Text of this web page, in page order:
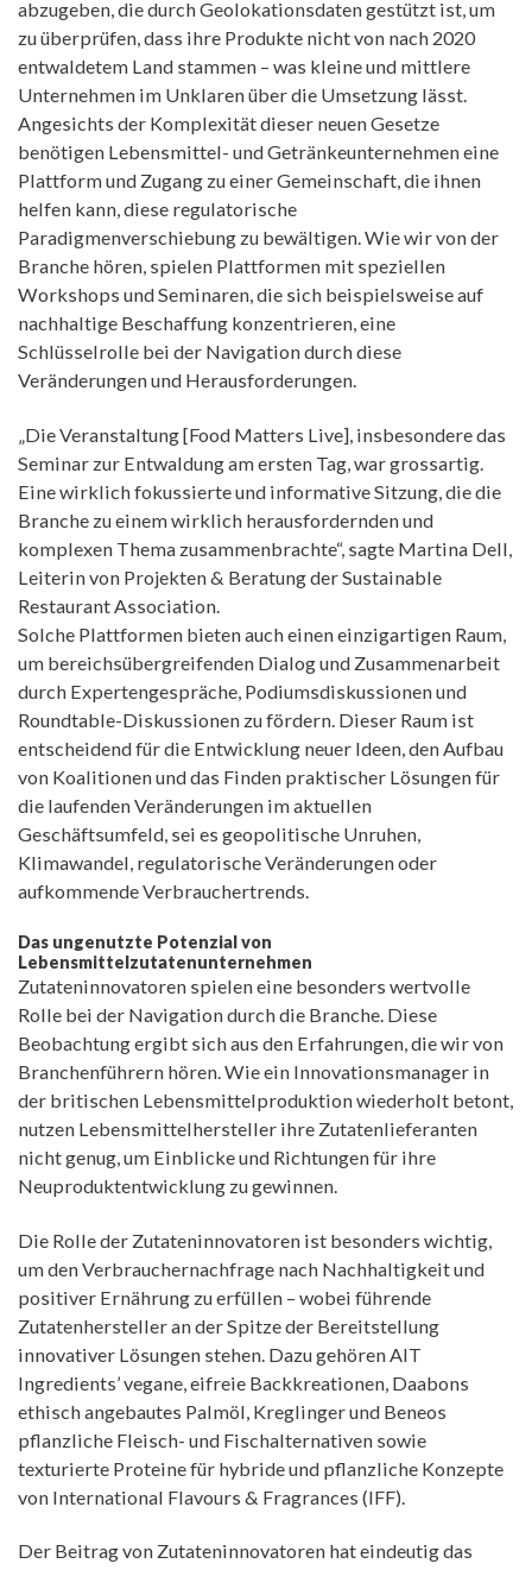
abzugeben, die durch Geolokationsdaten gestützt ist, um
zu überprüfen, dass ihre Produkte nicht von nach 2020
entwaldetem Land stammen – was kleine und mittlere
Unternehmen im Unklaren über die Umsetzung lässt.
Angesichts der Komplexität dieser neuen Gesetze
benötigen Lebensmittel- und Getränkeunternehmen eine
Plattform und Zugang zu einer Gemeinschaft, die ihnen
helfen kann, diese regulatorische
Paradigmenverschiebung zu bewältigen. Wie wir von der
Branche hören, spielen Plattformen mit speziellen
Workshops und Seminaren, die sich beispielsweise auf
nachhaltige Beschaffung konzentrieren, eine
Schlüsselrolle bei der Navigation durch diese
Veränderungen und Herausforderungen.
„Die Veranstaltung [Food Matters Live], insbesondere das
Seminar zur Entwaldung am ersten Tag, war grossartig.
Eine wirklich fokussierte und informative Sitzung, die die
Branche zu einem wirklich herausfordernden und
komplexen Thema zusammenbrachte“, sagte Martina Dell,
Leiterin von Projekten & Beratung der Sustainable
Restaurant Association.
Solche Plattformen bieten auch einen einzigartigen Raum,
um bereichsübergreifenden Dialog und Zusammenarbeit
durch Expertengespräche, Podiumsdiskussionen und
Roundtable-Diskussionen zu fördern. Dieser Raum ist
entscheidend für die Entwicklung neuer Ideen, den Aufbau
von Koalitionen und das Finden praktischer Lösungen für
die laufenden Veränderungen im aktuellen
Geschäftsumfeld, sei es geopolitische Unruhen,
Klimawandel, regulatorische Veränderungen oder
aufkommende Verbrauchertrends.
Das ungenutzte Potenzial von
Lebensmittelzutatenunternehmen
Zutateninnovatoren spielen eine besonders wertvolle
Rolle bei der Navigation durch die Branche. Diese
Beobachtung ergibt sich aus den Erfahrungen, die wir von
Branchenführern hören. Wie ein Innovationsmanager in
der britischen Lebensmittelproduktion wiederholt betont,
nutzen Lebensmittelhersteller ihre Zutatenlieferanten
nicht genug, um Einblicke und Richtungen für ihre
Neuproduktentwicklung zu gewinnen.
Die Rolle der Zutateninnovatoren ist besonders wichtig,
um den Verbrauchernachfrage nach Nachhaltigkeit und
positiver Ernährung zu erfüllen – wobei führende
Zutatenhersteller an der Spitze der Bereitstellung
innovativer Lösungen stehen. Dazu gehören AIT
Ingredients’ vegane, eifreie Backkreationen, Daabons
ethisch angebautes Palmöl, Kreglinger und Beneos
pflanzliche Fleisch- und Fischalternativen sowie
texturierte Proteine für hybride und pflanzliche Konzepte
von International Flavours & Fragrances (IFF).
Der Beitrag von Zutateninnovatoren hat eindeutig das